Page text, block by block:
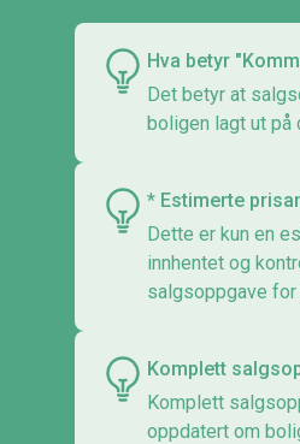
Hva betyr
Det betyr at
boligen lagt ut på
* Estimerte
Dette er kun en
innhentet og
salgsoppgave
Komplett
Komplett
oppdatert om